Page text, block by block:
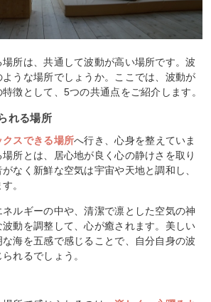
所は、共通して波動が高い場所です。波
うな場所でしょうか。ここでは、波動が
徴として、5つの共通点をご紹介します。
れる場所
クスできる場所へ行き、心身を整えていま
所とは、居心地が良く心の静けさを取り
なく新鮮な空気は宇宙や天地と調和し、
。
ルギーの中や、清潔で凛とした空気の神
動を調整して、心が癒されます。美しい
海を五感で感じることで、自分自身の波
れるでしょう。